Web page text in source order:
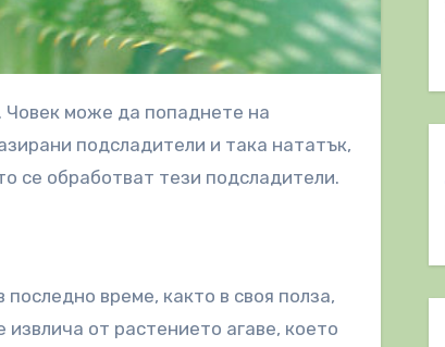
подсладители и така нататък,
се обработват тези подсладители.
време, както в своя полза,
от растението агаве, което